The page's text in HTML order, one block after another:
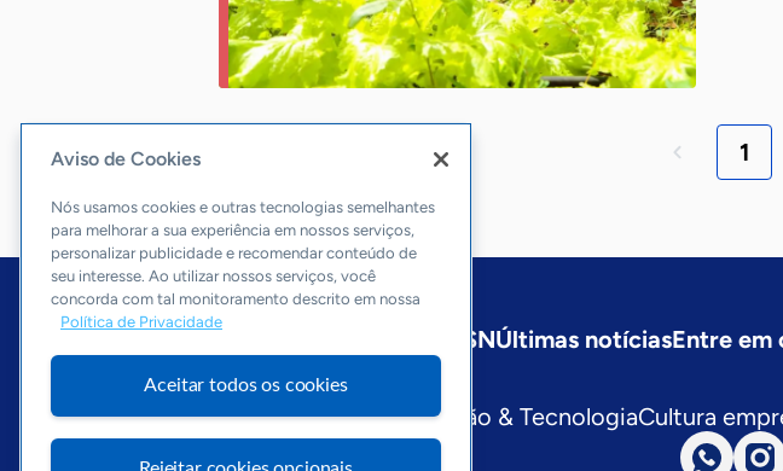
1
Início Sobre a ASNÚltimas notíciasEntre em
Economia & PolíticaInovação & TecnologiaCultura
Visite o Portal Sebrae
Aviso de Cookies
Nós usamos cookies e outras tecnologias semelhantes
para melhorar a sua experiência em nossos serviços,
personalizar publicidade e recomendar conteúdo de
seu interesse. Ao utilizar nossos serviços, você
concorda com tal monitoramento descrito em nossa
Política de Privacidade
Aceitar todos os cookies